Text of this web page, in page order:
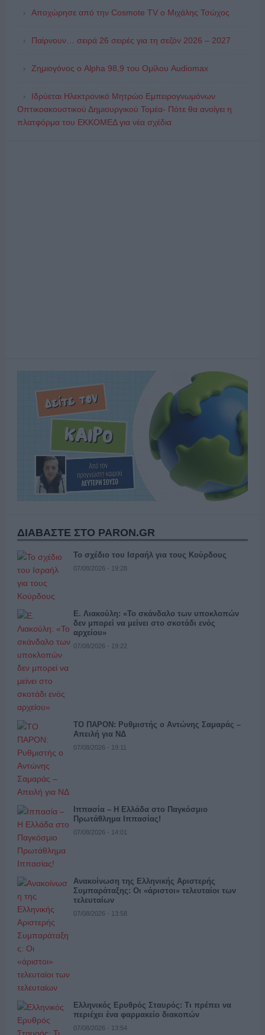
Αποχώρησε από την Cosmote TV o Μιχάλης Τσώχος
Παίρνουν… σειρά 26 σειρές για τη σεζόν 2026 – 2027
Ζημιογόνος ο Alpha 98,9 του Ομίλου Audiomax
Ιδρύεται Ηλεκτρονικό Μητρώο Εμπειρογνωμόνων
Οπτικοακουστικού Δημιουργικού Τομέα- Πότε θα ανοίγει η
πλατφόρμα του ΕΚΚΟΜΕΔ για νέα σχέδια
ΔΙΑΒΑΣΤΕ ΣΤΟ PARON.GR
Το σχέδιο του Ισραήλ για τους Κούρδους
07/08/2026 - 19:28
Ε. Λιακούλη: «Το σκάνδαλο των υποκλοπών
δεν μπορεί να μείνει στο σκοτάδι ενός
αρχείου»
07/08/2026 - 19:22
ΤΟ ΠΑΡΟΝ: Ρυθμιστής ο Αντώνης Σαμαράς –
Απειλή για ΝΔ
07/08/2026 - 19:11
Ιππασία – Η Ελλάδα στο Παγκόσμιο
Πρωτάθλημα Ιππασίας!
07/08/2026 - 14:01
Ανακοίνωση της Ελληνικής Αριστερής
Συμπαράταξης: Οι «άριστοι» τελευταίοι των
τελευταίων
07/08/2026 - 13:58
Ελληνικός Ερυθρός Σταυρός: Τι πρέπει να
περιέχει ένα φαρμακείο διακοπών
07/08/2026 - 13:54